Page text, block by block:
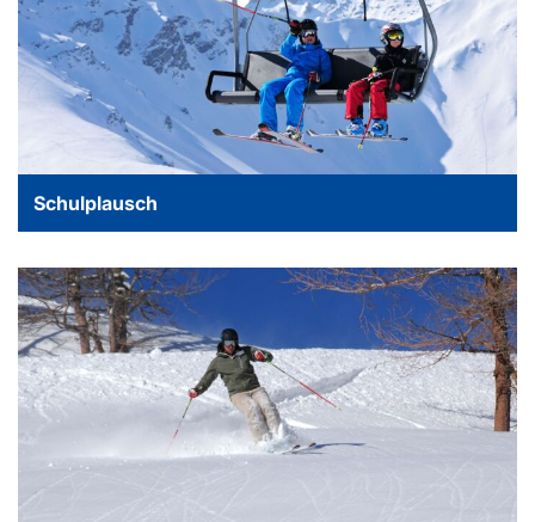
Schulplausch